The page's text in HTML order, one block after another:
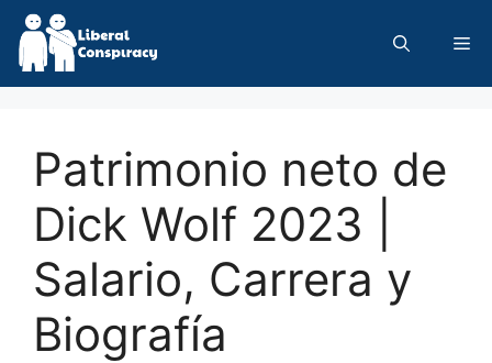
Skip
content
Patrimonio neto de
Dick Wolf 2023 |
Salario, Carrera y
Biografía